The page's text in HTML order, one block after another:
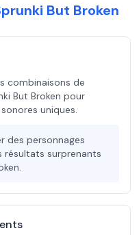
But Broken
combinaisons de
But Broken pour
uniques.
des personnages
surprenants